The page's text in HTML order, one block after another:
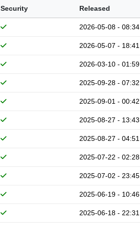
Security Released
2026-05-08 - 08:34
2026-05-07 - 18:41
2026-03-10 - 01:59
2025-09-28 - 07:32
2025-09-01 - 00:42
2025-08-27 - 13:43
2025-08-27 - 04:51
2025-07-22 - 02:28
2025-07-02 - 23:45
2025-06-19 - 10:46
2025-06-18 - 22:31